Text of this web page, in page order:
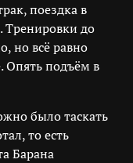
поездка в
Тренировки до
но всё равно
Опять подъём в
было таскать
то есть
Барана